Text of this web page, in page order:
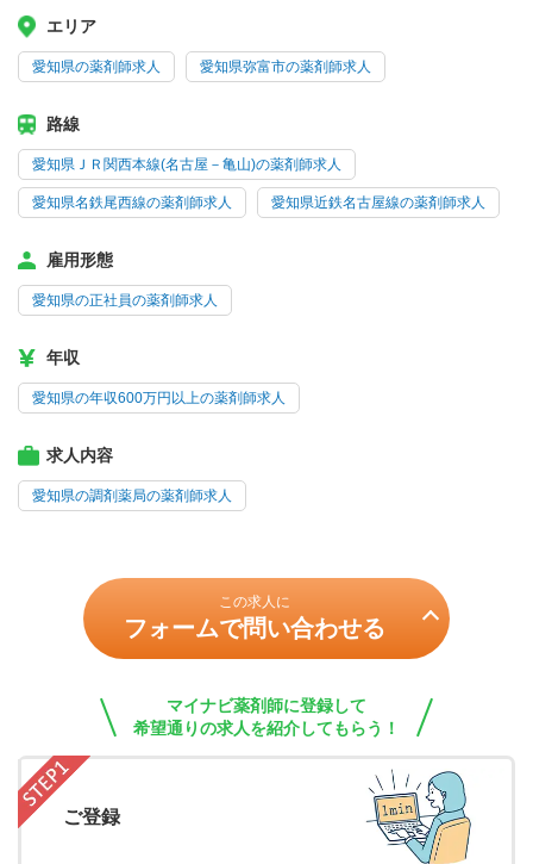
エリア
愛知県の薬剤師求人 愛知県弥富市の薬剤師求人
路線
愛知県ＪＲ関西本線(名古屋－亀山)の薬剤師求人
愛知県名鉄尾西線の薬剤師求人 愛知県近鉄名古屋線の薬剤師求人
雇用形態
愛知県の正社員の薬剤師求人
年収
愛知県の年収600万円以上の薬剤師求人
求人内容
愛知県の調剤薬局の薬剤師求人
この求人に
フォームで問い合わせる
マイナビ薬剤師に登録して
希望通りの求人を紹介してもらう！
ご登録